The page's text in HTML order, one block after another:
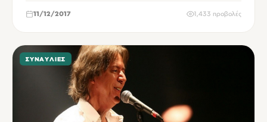
11/12/2017 1,433 προβολές
ΣΥΝΑΥΛΊΕΣ